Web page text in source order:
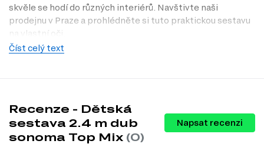
skvěle se hodí do různých interiérů. Navštivte naši
prodejnu v Praze a prohlédněte si tuto praktickou sestavu
na vlastní oči.
Charakteristiky, vlastnosti a výhody
poskytuje dostatek prostoru pro uložení knih, hraček a dalších
Kvalitní materiály.Použití dřevotřísky s laminovanou povrchovou
úpravou zajišťuje vysokou odolnost a snadnou údržbu.
Číst celý text
Recenze - Dětská
sestava 2.4 m dub
sonoma Top Mix (0)
Napsat recenzi